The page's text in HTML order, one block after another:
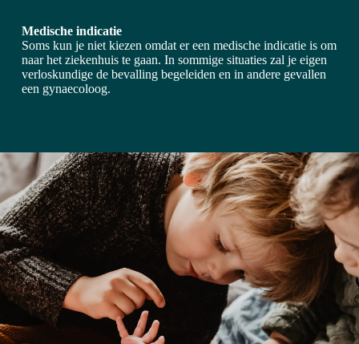
Medische indicatie
Soms kun je niet kiezen omdat er een medische indicatie is om
naar het ziekenhuis te gaan. In sommige situaties zal je eigen
verloskundige de bevalling begeleiden en in andere gevallen
een gynaecoloog.